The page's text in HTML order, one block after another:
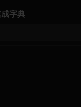
字典